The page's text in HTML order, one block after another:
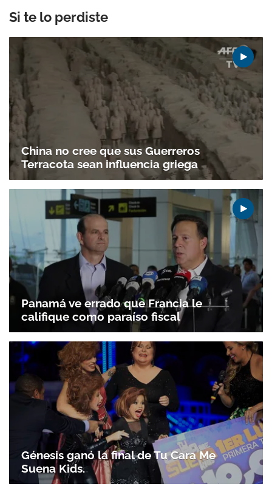
Si te lo perdiste
China no cree que sus Guerreros
Terracota sean influencia griega
Panamá ve errado que Francia le
califique como paraíso fiscal
Génesis ganó la final de Tu Cara Me
Suena Kids.